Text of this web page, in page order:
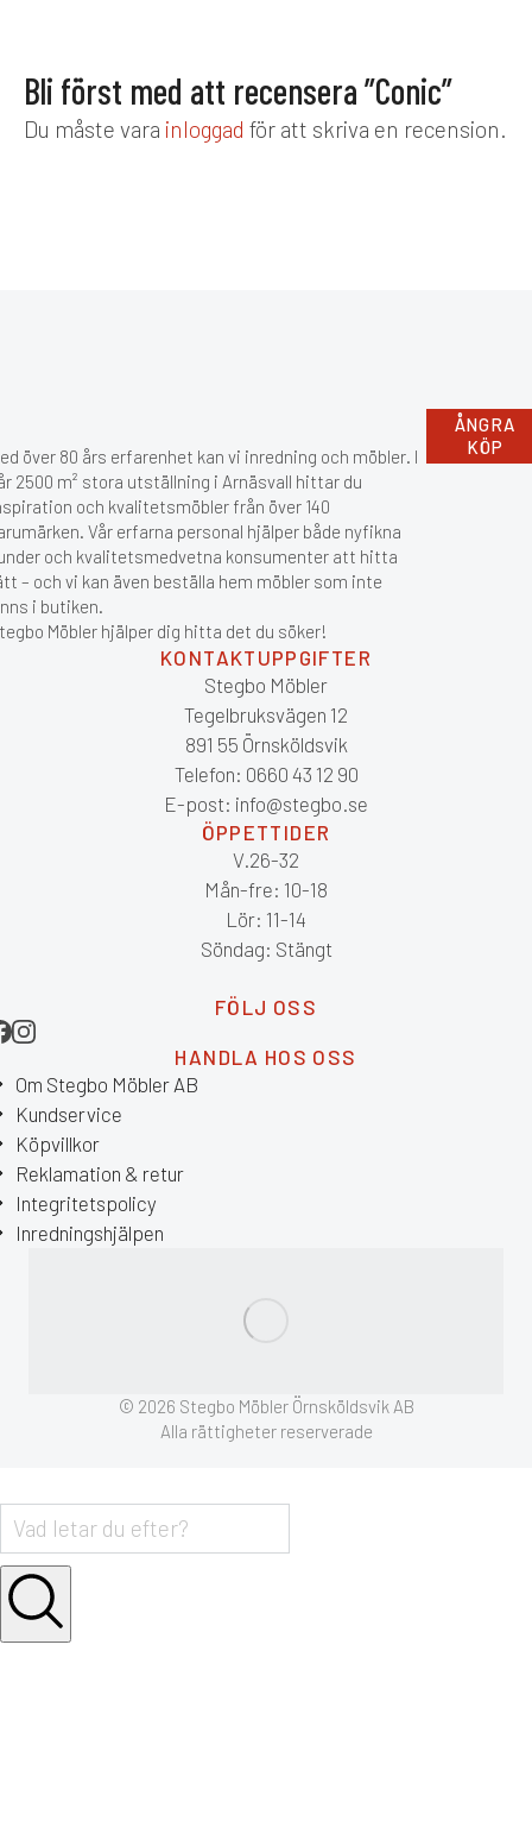
Bli först med att recensera ”Conic”
Du måste vara inloggad för att skriva en recension.
över 80 års erfarenhet kan vi inredning och möbler. I
2500 m² stora utställning i Arnäsvall hittar du
och kvalitetsmöbler från över 140
Vår erfarna personal hjälper både nyfikna
och kvalitetsmedvetna konsumenter att hitta
– och vi kan även beställa hem möbler som inte
i butiken.
Möbler hjälper dig hitta det du söker!
ÅNGRA
KÖP
KONTAKTUPPGIFTER
Stegbo Möbler
Tegelbruksvägen 12
891 55 Örnsköldsvik
Telefon: 0660 43 12 90
E-post: info@stegbo.se
ÖPPETTIDER
V.26-32
Mån-fre: 10-18
Lör: 11-14
Söndag: Stängt
FÖLJ OSS
HANDLA HOS OSS
Om Stegbo Möbler AB
Kundservice
Köpvillkor
Reklamation & retur
Integritetspolicy
Inredningshjälpen
© 2026 Stegbo Möbler Örnsköldsvik AB
Alla rättigheter reserverade